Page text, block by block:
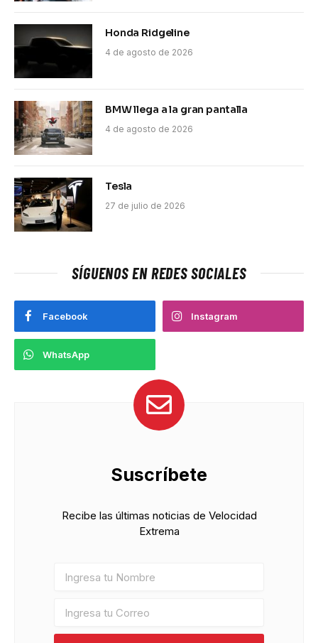
Honda Ridgeline
4 de agosto de 2026
BMW llega a la gran pantalla
4 de agosto de 2026
Tesla
27 de julio de 2026
SÍGUENOS EN REDES SOCIALES
Facebook Instagram
WhatsApp
Suscríbete
Recibe las últimas noticias de Velocidad
Extrema